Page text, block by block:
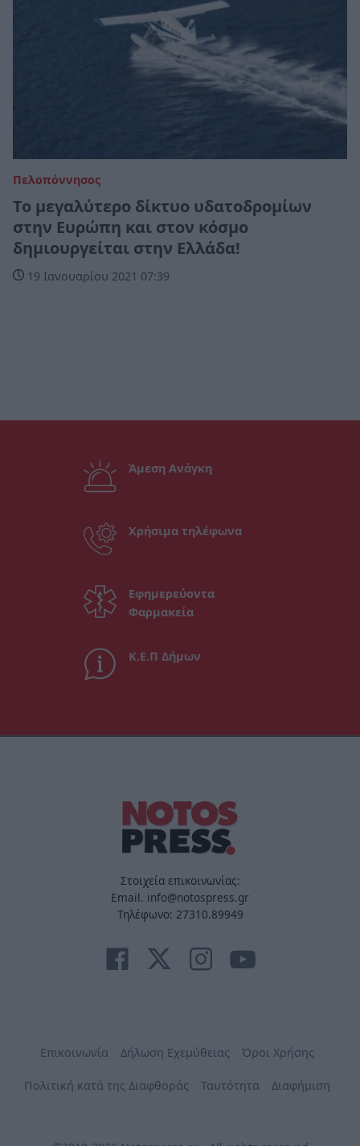
Πελοπόννησος
Το μεγαλύτερο δίκτυο υδατοδρομίων
στην Ευρώπη και στον κόσμο
δημιουργείται στην Ελλάδα!
19 Ιανουαρίου 2021 07:39
Άμεση Ανάγκη
Χρήσιμα τηλέφωνα
Εφημερεύοντα
Φαρμακεία
Κ.Ε.Π Δήμων
Στοιχεία επικοινωνίας:
Email. info@notospress.gr
Τηλέφωνο: 27310.89949
Επικοινωνία Δήλωση Εχεμύθειας Όροι Χρήσης
Πολιτική κατά της Διαφθοράς Ταυτότητα Διαφήμιση